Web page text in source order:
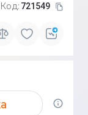
Код: 721549